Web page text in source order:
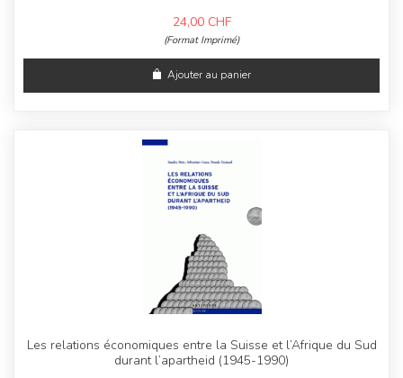
24,00 CHF
(Format Imprimé)
Ajouter au panier
Les relations économiques entre la Suisse et l’Afrique du Sud
durant l’apartheid (1945-1990)